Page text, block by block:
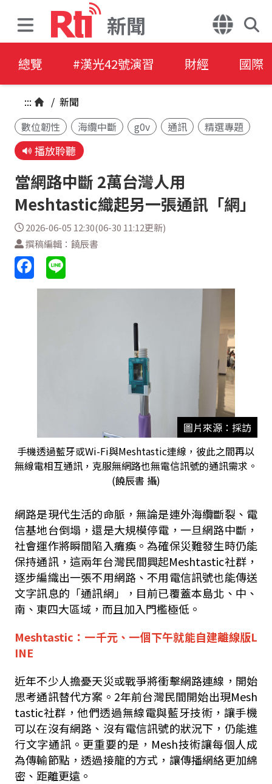
新聞
總覽 #漢光42號演習 財經 國際
::: / 新聞
數位韌性
海纜中斷 g0v 通訊 精選專題
播放聆聽
當網路中斷 2萬台灣人用
Meshtastic織起另一張通訊「網」
2026-06-05 12:30(06-30 11:12更新)
撰稿編輯：饒辰書
圖片來源：採訪
手機透過藍牙或Wi-Fi與Meshtastic連線，彼此之間再以
無線電相互通訊，克服無網路也無電信訊號的通訊需求。
(饒辰書 攝)
網路是現代生活的命脈，無論是連外海纜斷裂、電
信基地台倒塌，還是大規模停電，一旦網路中斷，
社會運作將瞬間陷入癱瘓。為確保災難發生時仍能
保持通訊，這兩年台灣民間興起Meshtastic社群，
逐步編織出一張不用網路、不用電信訊號也能傳送
文字訊息的「通訊網」，目前已覆蓋本島北、中、
南、東四大區域，而且加入門檻極低。
Meshtastic：一千元、一個下午就能自建離線版L
INE
近年不少人擔憂天災或戰爭將衝擊網路連線，開始
思考通訊替代方案。2年前台灣民間開始出現Mesh
tastic社群，他們透過無線電與藍牙技術，讓手機
可以在沒有網路、沒有電信訊號的狀況下，仍能進
行文字通訊。更重要的是，Mesh技術讓每個人成
為傳輸節點，透過接龍的方式，讓傳播網絡更加綿
密、距離更遠。